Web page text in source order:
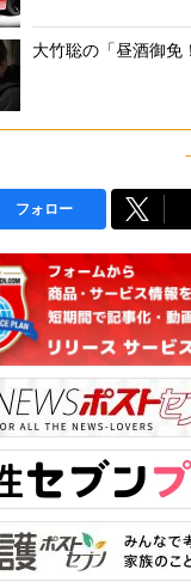
大竹聡の「昼酒御免
フォロー